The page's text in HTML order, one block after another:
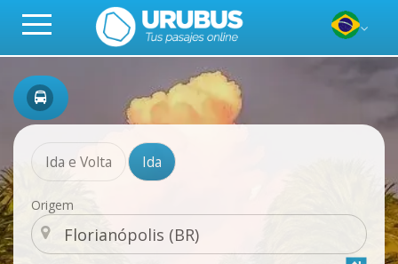
Ida e Volta Ida
Origem